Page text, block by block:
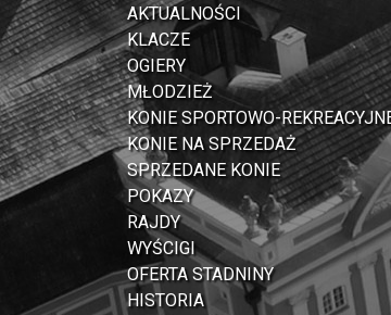
AKTUALNOŚCI
KLACZE
OGIERY
MŁODZIEŻ
KONIE SPORTOWO-
KONIE NA SPRZEDAŻ
SPRZEDANE KONIE
POKAZY
RAJDY
WYŚCIGI
OFERTA STADNINY
HISTORIA